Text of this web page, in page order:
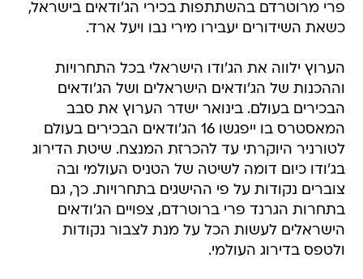
פרי מרוטרדם בהשתתפות בכירי הג'ודאים בישראל,
כשאת השידורים יעבירו מירי נבו ויעל ארד.
הערוץ ילווה את הג'ודו הישראלי בכל התחרויות
וההכנות של הג'ודאים הישראלים ושל הג'ודאים
הבכירים בעולם. בינואר ישדר הערוץ את סבב
המאסטרס בו ייפגשו 16 הג'ודאים הבכירים בעולם
לטורניר היוקרתי עד להכרזת המנצח. שיטת הדירוג
בג'ודו כיום דומה לשיטה של הטניס העולמי ובה
צוברים נקודות על פי ההישגים בתחרויות. כך, גם
בתחרות הגרנד פרי ברוטרדם, צפויים הג'ודאים
הישראלים לעשות הכל על מנת לצבור נקודות
ולטפס בדירוג העולמי.